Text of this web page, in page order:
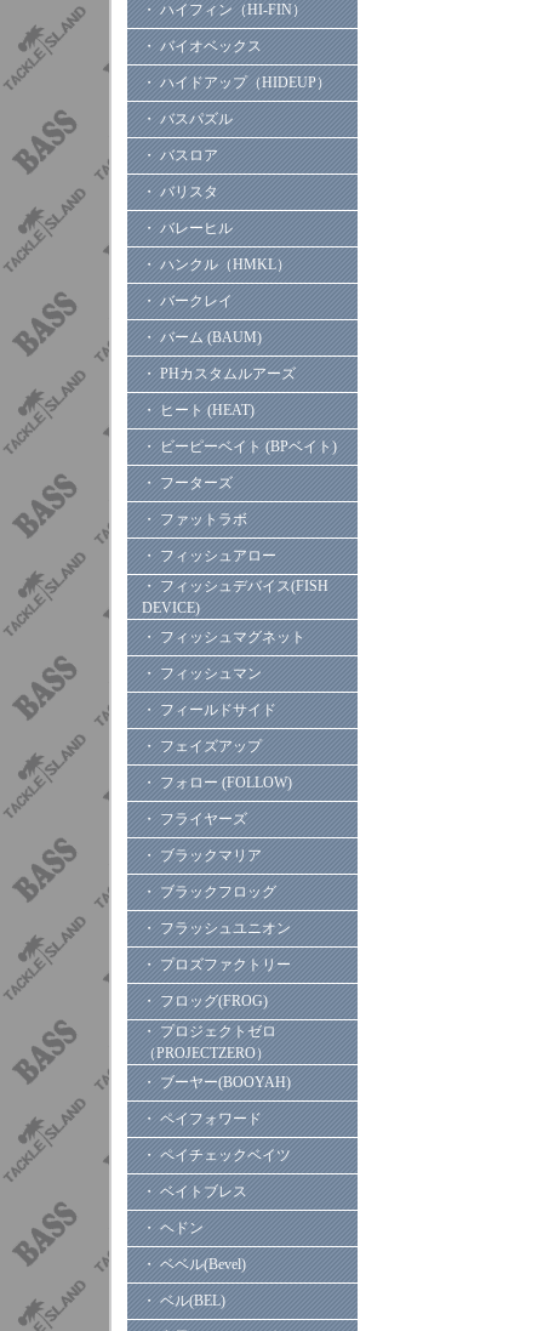
・ ハイフィン（HI-FIN）
・ バイオベックス
・ ハイドアップ（HIDEUP）
・ バスパズル
・ バスロア
・ バリスタ
・ バレーヒル
・ ハンクル（HMKL）
・ バークレイ
・ バーム (BAUM)
・ PHカスタムルアーズ
・ ヒート (HEAT)
・ ビーピーベイト (BPベイト)
・ フーターズ
・ ファットラボ
・ フィッシュアロー
・ フィッシュデバイス(FISH
DEVICE)
・ フィッシュマグネット
・ フィッシュマン
・ フィールドサイド
・ フェイズアップ
・ フォロー (FOLLOW)
・ フライヤーズ
・ ブラックマリア
・ ブラックフロッグ
・ フラッシュユニオン
・ プロズファクトリー
・ フロッグ(FROG)
・ プロジェクトゼロ
（PROJECTZERO）
・ ブーヤー(BOOYAH)
・ ペイフォワード
・ ペイチェックベイツ
・ ベイトブレス
・ ヘドン
・ ベベル(Bevel)
・ ベル(BEL)